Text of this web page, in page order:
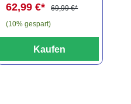
62,99 €*
69,99 €*
(10% gespart)
Kaufen